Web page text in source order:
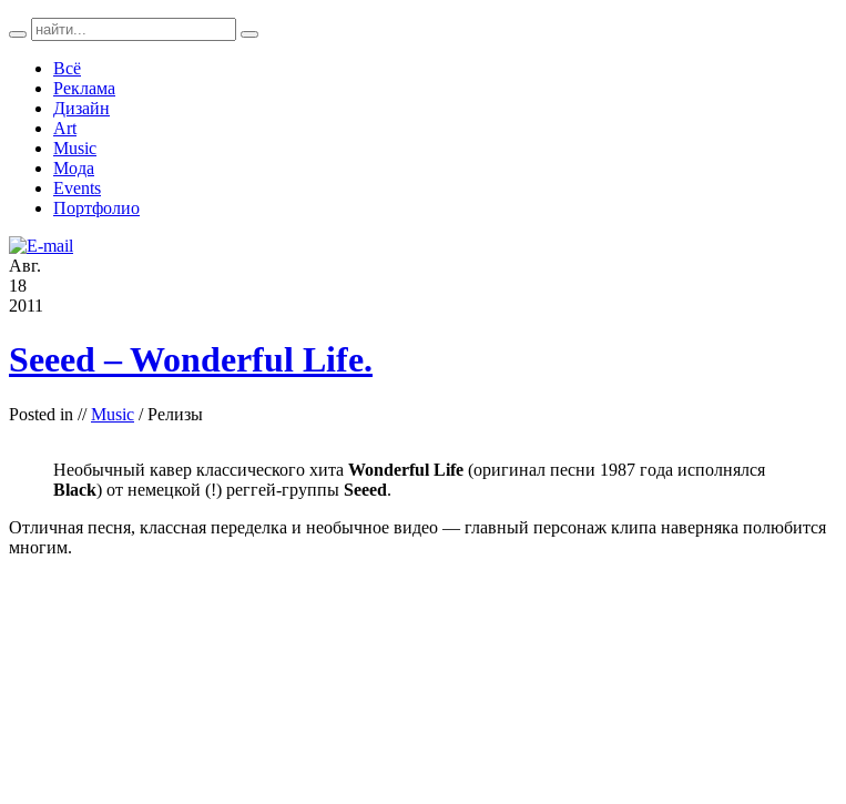
Всё
Реклама
Дизайн
Art
Music
Мода
Events
Портфолио
Авг.
18
2011
Seeed – Wonderful Life.
Posted in //Music / Релизы
Необычный кавер классического хита Wonderful Life (оригинал песни 1987 года исполнялся
Black) от немецкой (!) реггей-группы Seeed.
Отличная песня, классная переделка и необычное видео — главный персонаж клипа наверняка полюбится
многим.